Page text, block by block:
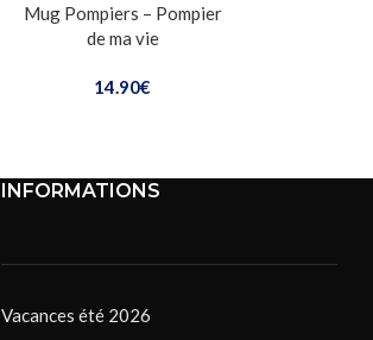
Mug Pompiers – Pompier
de ma vie
14.90€
INFORMATIONS
Vacances été 2026